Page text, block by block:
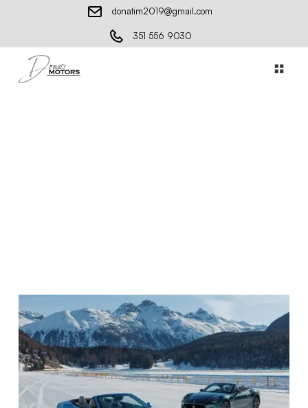
donatim2019@gmail.com
351 556 9030
THE ICE St. Moritz: un
evento leggendario per veri
appassionati
Immaginate un lago ghiacciato, circondato dalle
maestose Alpi svizzere, dove auto d'epoca e